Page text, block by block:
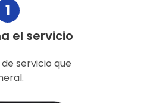
1
el servicio
servicio que